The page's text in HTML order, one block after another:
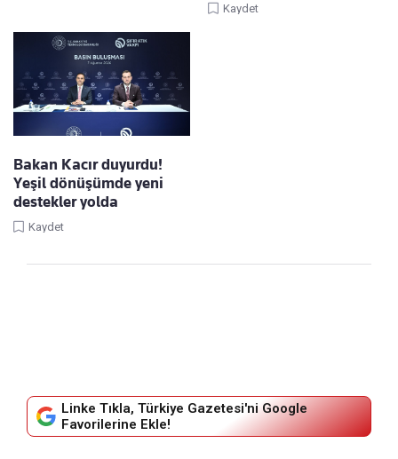
Kaydet
Bakan Kacır duyurdu!
Yeşil dönüşümde yeni
destekler yolda
Kaydet
Linke Tıkla, Türkiye Gazetesi'ni Google
Favorilerine Ekle!